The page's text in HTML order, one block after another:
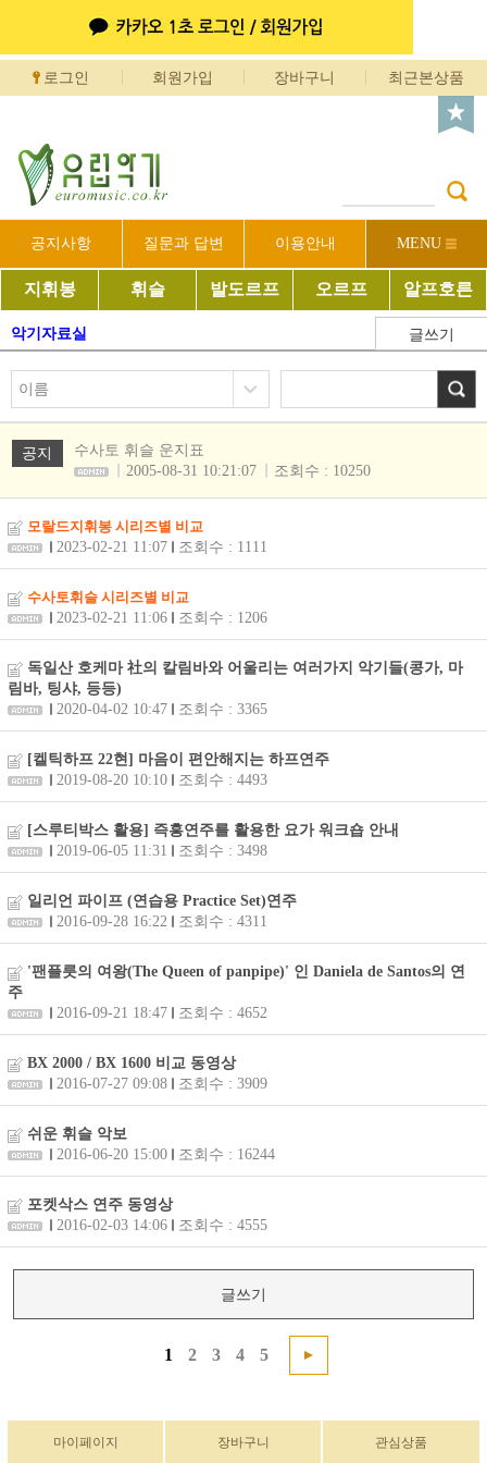
로그인 회원가입 장바구니 최근본상품
공지사항 질문과 답변 이용안내 MENU
지휘봉 휘슬 발도르프 오르프 알프호른
악기자료실 글쓰기
공지
수사토 휘슬 운지표
2005-08-31 10:21:07
조회수 : 10250
모랄드지휘봉 시리즈별 비교
2023-02-21 11:07
조회수 : 1111
수사토휘슬 시리즈별 비교
2023-02-21 11:06
조회수 : 1206
독일산 호케마 社의 칼림바와 어울리는 여러가지 악기들(콩가, 마
림바, 팅샤, 등등)
2020-04-02 10:47
조회수 : 3365
[켈틱하프 22현] 마음이 편안해지는 하프연주
2019-08-20 10:10
조회수 : 4493
[스루티박스 활용] 즉흥연주를 활용한 요가 워크숍 안내
2019-06-05 11:31
조회수 : 3498
일리언 파이프 (연습용 Practice Set)연주
2016-09-28 16:22
조회수 : 4311
'팬플릇의 여왕(The Queen of panpipe)' 인 Daniela de Santos의 연
주
2016-09-21 18:47
조회수 : 4652
BX 2000 / BX 1600 비교 동영상
2016-07-27 09:08
조회수 : 3909
쉬운 휘슬 악보
2016-06-20 15:00
조회수 : 16244
포켓삭스 연주 동영상
2016-02-03 14:06
조회수 : 4555
글쓰기
1 2 3 4 5
마이페이지 장바구니 관심상품